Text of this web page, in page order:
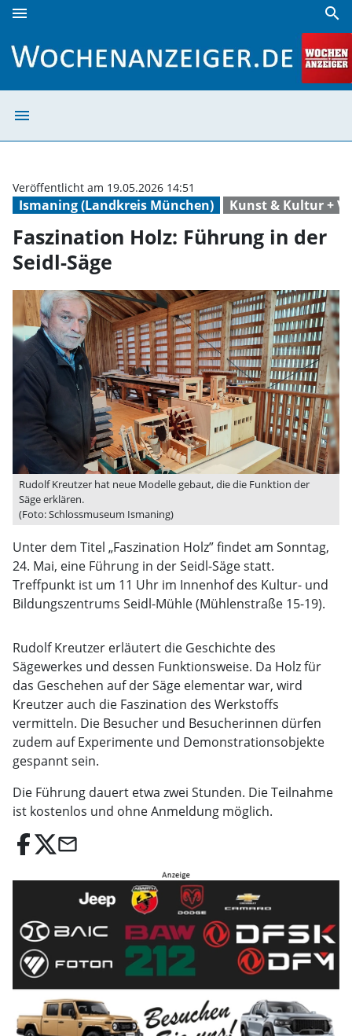
menu search
menu
Ismaning (Landkreis München) Kunst & Kultur +
Veröffentlicht am 19.05.2026 14:51
Faszination Holz: Führung in der
Seidl-Säge
Rudolf Kreutzer hat neue Modelle gebaut, die die Funktion der
Säge erklären.
(Foto: Schlossmuseum Ismaning)
Unter dem Titel „Faszination Holz” findet am Sonntag,
24. Mai, eine Führung in der Seidl-Säge statt.
Treffpunkt ist um 11 Uhr im Innenhof des Kultur- und
Bildungszentrums Seidl-Mühle (Mühlenstraße 15-19).
Rudolf Kreutzer erläutert die Geschichte des
Sägewerkes und dessen Funktionsweise. Da Holz für
das Geschehen auf der Säge elementar war, wird
Kreutzer auch die Faszination des Werkstoffs
vermitteln. Die Besucher und Besucherinnen dürfen
zudem auf Experimente und Demonstrationsobjekte
gespannt sein.
Die Führung dauert etwa zwei Stunden. Die Teilnahme
ist kostenlos und ohne Anmeldung möglich.
email